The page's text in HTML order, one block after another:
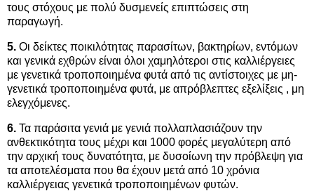
τους στόχους με πολύ δυσμενείς επιπτώσεις στη
παραγωγή.
5. Οι δείκτες ποικιλότητας παρασίτων, βακτηρίων, εντόμων
και γενικά εχθρών είναι όλοι χαμηλότεροι στις καλλιέργειες
με γενετικά τροποποιημένα φυτά από τις αντίστοιχες με μη-
γενετικά τροποποιημένα φυτά, με απρόβλεπτες εξελίξεις , μη
ελεγχόμενες.
6. Τα παράσιτα γενιά με γενιά πολλαπλασιάζουν την
ανθεκτικότητα τους μέχρι και 1000 φορές μεγαλύτερη από
την αρχική τους δυνατότητα, με δυσοίωνη την πρόβλεψη για
τα αποτελέσματα που θα έχουν μετά από 10 χρόνια
καλλιέργειας γενετικά τροποποιημένων φυτών.